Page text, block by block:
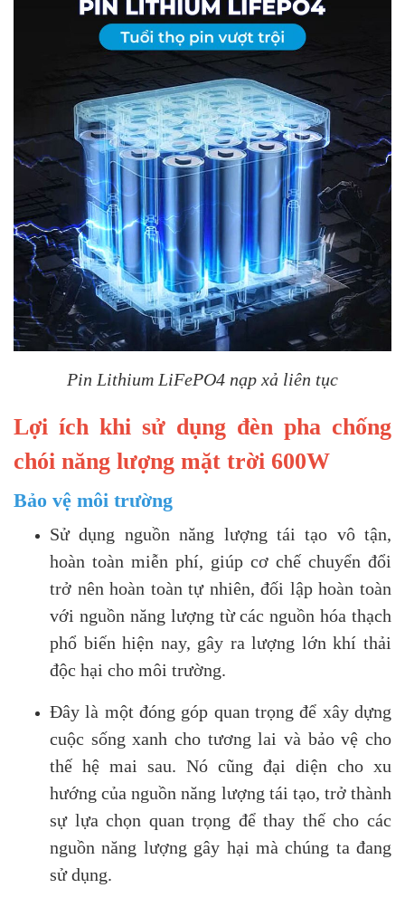
Pin Lithium LiFePO4 nạp xả liên tục
Lợi ích khi sử dụng đèn pha chống
chói năng lượng mặt trời 600W
Bảo vệ môi trường
Sử dụng nguồn năng lượng tái tạo vô tận,
hoàn toàn miễn phí, giúp cơ chế chuyển đổi
trở nên hoàn toàn tự nhiên, đối lập hoàn toàn
với nguồn năng lượng từ các nguồn hóa thạch
phổ biến hiện nay, gây ra lượng lớn khí thải
độc hại cho môi trường.
Đây là một đóng góp quan trọng để xây dựng
cuộc sống xanh cho tương lai và bảo vệ cho
thế hệ mai sau. Nó cũng đại diện cho xu
hướng của nguồn năng lượng tái tạo, trở thành
sự lựa chọn quan trọng để thay thế cho các
nguồn năng lượng gây hại mà chúng ta đang
sử dụng.